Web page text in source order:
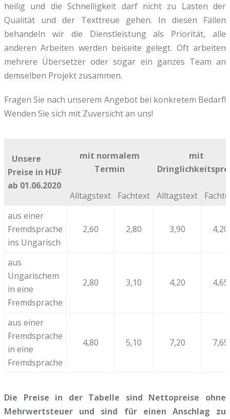
heilig und die Schnelligkeit darf nicht zu Lasten der
Qualität und der Texttreue gehen. In diesen Fällen
behandeln wir die Dienstleistung als Priorität, alle
anderen Arbeiten werden beiseite gelegt. Oft arbeiten
mehrere Übersetzer oder sogar ein ganzes Team an
demselben Projekt zusammen.
Fragen Sie nach unserem Angebot bei konkretem Bedarf!
Wenden Sie sich mit Zuversicht an uns!
Unsere
Preise in HUF
ab 01.06.2020
mit normalem
Termin
mit
Alltagstext Fachtext Alltagstext
aus einer
Fremdsprache
ins Ungarisch
2,60 2,80 3,90 4,20
aus
Ungarischem
in eine
Fremdsprache
2,80 3,10 4,20 4,65
aus einer
Fremdsprache
in eine
Fremdsprache
4,80 5,10 7,20 7,65
Die Preise in der Tabelle sind Nettopreise ohne
Mehrwertsteuer und sind für einen Anschlag zu